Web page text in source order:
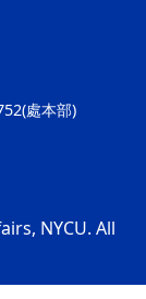
處本部)
NYCU. All